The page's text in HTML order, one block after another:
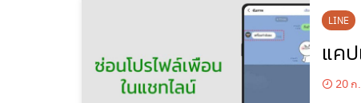
LINE
แค
20 ก